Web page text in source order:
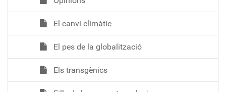
El canvi climàtic
El pes de la globalització
Els transgènics